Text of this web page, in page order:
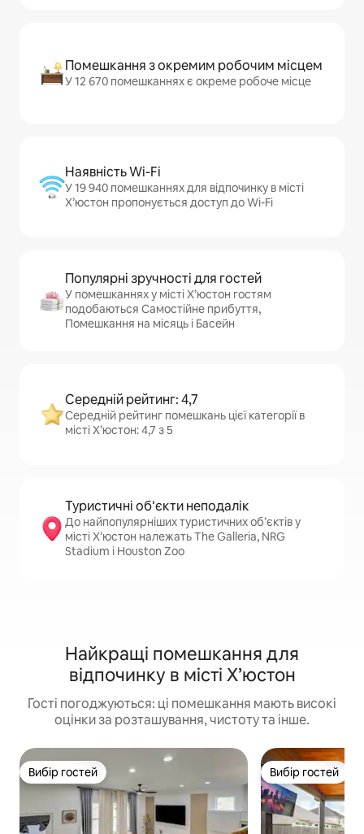
Помешкання з окремим робочим місцем
У 12 670 помешканнях є окреме робоче місце
Наявність Wi-Fi
У 19 940 помешканнях для відпочинку в місті
Х’юстон пропонується доступ до Wi-Fi
Популярні зручності для гостей
У помешканнях у місті Х’юстон гостям
подобаються Самостійне прибуття,
Помешкання на місяць і Басейн
Середній рейтинг: 4,7
Середній рейтинг помешкань цієї категорії в
місті Х’юстон: 4,7 з 5
Туристичні об’єкти неподалік
До найпопулярніших туристичних об’єктів у
місті Х’юстон належать The Galleria, NRG
Stadium і Houston Zoo
Найкращі помешкання для
відпочинку в місті Х’юстон
Гості погоджуються: ці помешкання мають високі
оцінки за розташування, чистоту та інше.
Вибір гостей
Вибір гостей Вибір гостей
Вибір гостей